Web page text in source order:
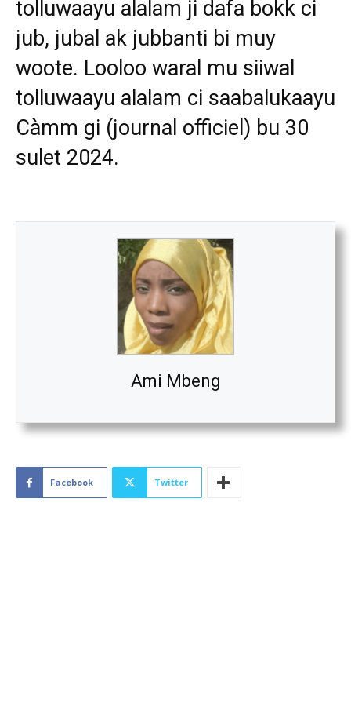
tolluwaayu alalam ji dafa bokk ci
jub, jubal ak jubbanti bi muy
woote. Looloo waral mu siiwal
tolluwaayu alalam ci saabalukaayu
Càmm gi (journal officiel) bu 30
sulet 2024.
Ami Mbeng
Facebook Twitter